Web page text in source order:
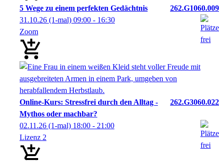
5 Wege zu einem perfekten Gedächtnis
262.G1060.009
31.10.26 (1-mal) 09:00 - 16:30
Zoom
Online-Kurs: Stressfrei durch den Alltag -
Mythos oder machbar?
262.G3060.022
02.11.26 (1-mal) 18:00 - 21:00
Lizenz 2